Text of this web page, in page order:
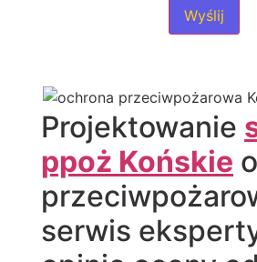
Wyślij
Projektowanie
ppoż Końskie
serwis